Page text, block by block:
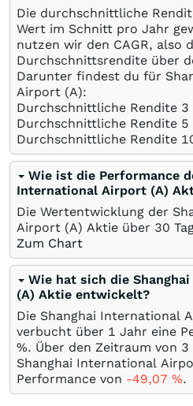
Die durchschnittliche
Wert im Schnitt pro Jahr
nutzen wir den CAGR, also
Durchschnittsrendite über
Darunter findest du für
Airport (A):
Durchschnittliche Rendite
Durchschnittliche Rendite
Durchschnittliche Rendite
Wie ist die Performance
International Airport (A)
Die Wertentwicklung der
Airport (A) Aktie über 30
Zum Chart
Wie hat sich die
(A) Aktie entwickelt?
Die Shanghai International
verbucht über 1 Jahr eine
%. Über den Zeitraum von
Shanghai International
Performance von -49,07 %.